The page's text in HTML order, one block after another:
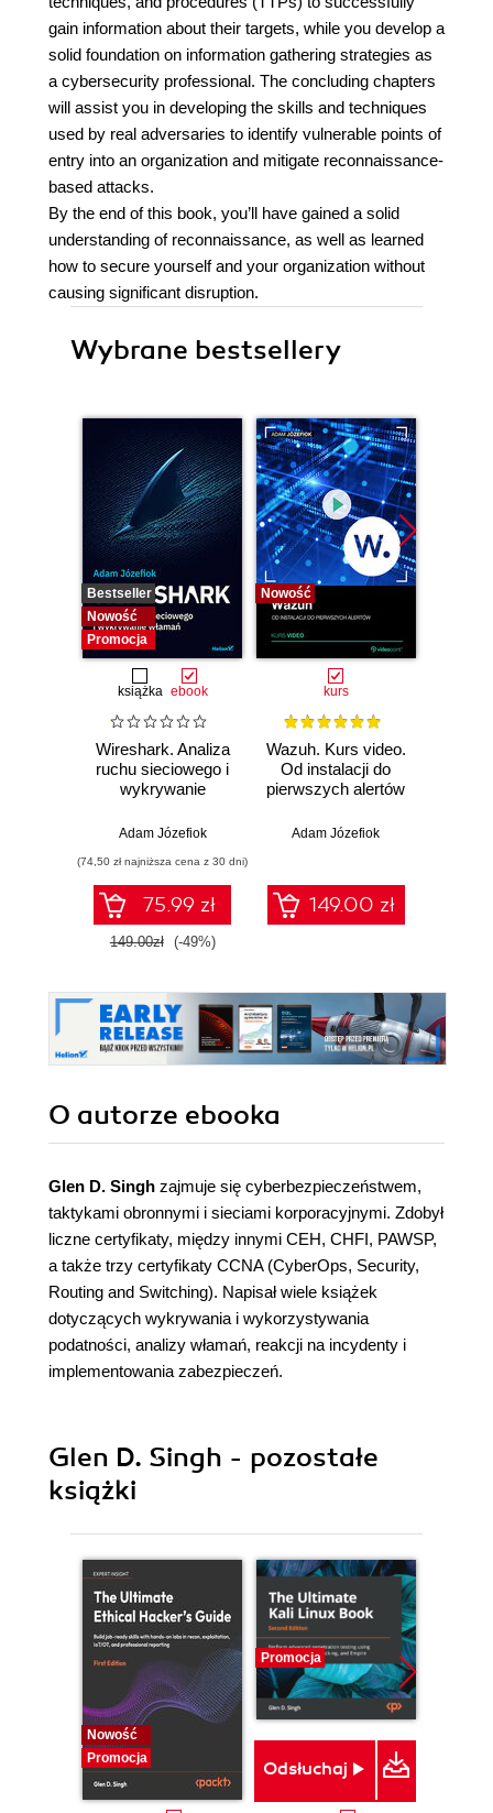
gain information about their targets, while you develop a
solid foundation on information gathering strategies as
a cybersecurity professional. The concluding chapters
will assist you in developing the skills and techniques
used by real adversaries to identify vulnerable points of
entry into an organization and mitigate reconnaissance-
based attacks.
By the end of this book, you’ll have gained a solid
understanding of reconnaissance, as well as learned
how to secure yourself and your organization without
causing significant disruption.
Wybrane bestsellery
Bestseller
Nowość
Promocja
książka ebook
Wireshark. Analiza
ruchu sieciowego i
wykrywanie
Adam Józefiok
(74,50 zł najniższa cena z 30 dni)
75.99 zł
149.00zł (-49%)
Nowość
kurs
Wazuh. Kurs video.
Od instalacji do
pierwszych alertów
Adam Józefiok
149.00 zł
O autorze ebooka
Glen D. Singh zajmuje się cyberbezpieczeństwem,
taktykami obronnymi i sieciami korporacyjnymi. Zdobył
liczne certyfikaty, między innymi CEH, CHFI, PAWSP,
a także trzy certyfikaty CCNA (CyberOps, Security,
Routing and Switching). Napisał wiele książek
dotyczących wykrywania i wykorzystywania
podatności, analizy włamań, reakcji na incydenty i
implementowania zabezpieczeń.
Glen D. Singh - pozostałe
książki
Nowość
Promocja
Promocja
Odsłuchaj